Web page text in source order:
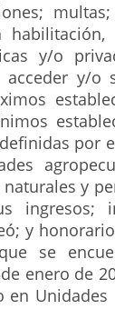
y/o
y/o
por
y
ingresos;
y
se
enero de